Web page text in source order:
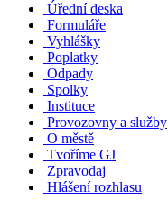
Úřední deska
Formuláře
Vyhlášky
Poplatky
Odpady
Spolky
Instituce
Provozovny a služby
O městě
Tvoříme GJ
Zpravodaj
Hlášení rozhlasu